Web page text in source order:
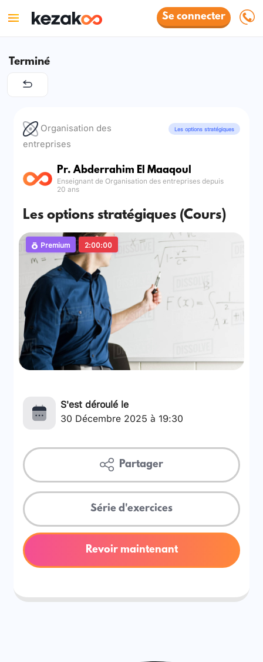
Se connecter
Terminé
Organisation des
entreprises
Les options stratégiques
Pr. Abderrahim El Maaqoul
Enseignant de Organisation des entreprises depuis
20 ans
Les options stratégiques (Cours)
Premium 2:00:00
S'est déroulé le
30 Décembre 2025 à 19:30
Partager
Série d'exercices
Revoir maintenant